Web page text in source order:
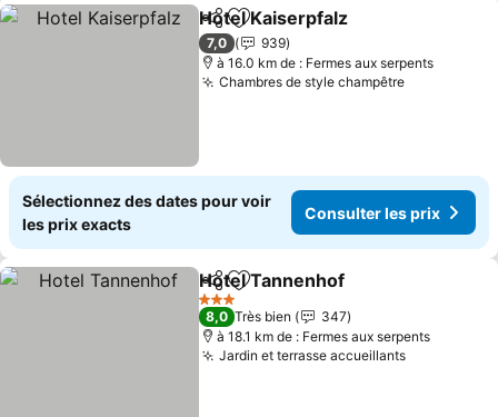
PartagerAjouter à mes favoris
Hotel Kaiserpfalz
7,0
939
à 16.0 km de : Fermes aux serpents
Chambres de style champêtre
Sélectionnez des dates pour voir
les prix exacts
Consulter les prix
PartagerAjouter à mes favoris
Hotel Tannenhof
3 Étoiles
8,0 Très bien
347
à 18.1 km de : Fermes aux serpents
Jardin et terrasse accueillants